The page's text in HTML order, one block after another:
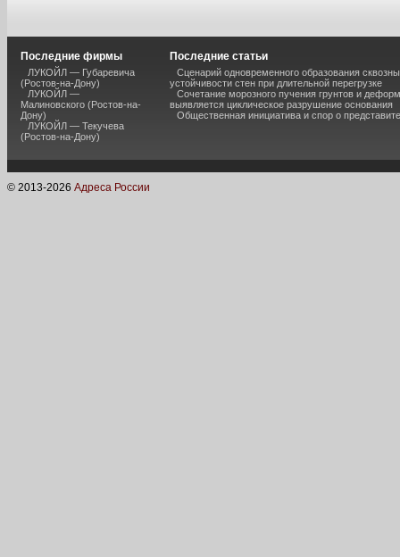
Последние фирмы
ЛУКОЙЛ — Губаревича
(Ростов-на-Дону)
ЛУКОЙЛ —
Малиновского (Ростов-на-
Дону)
ЛУКОЙЛ — Текучева
(Ростов-на-Дону)
Последние статьи
Сценарий одновременного образования
устойчивости стен при длительной перегрузке
Сочетание морозного пучения грунтов и
выявляется циклическое разрушение основания
Общественная инициатива и спор о
© 2013-2026 Адреса России